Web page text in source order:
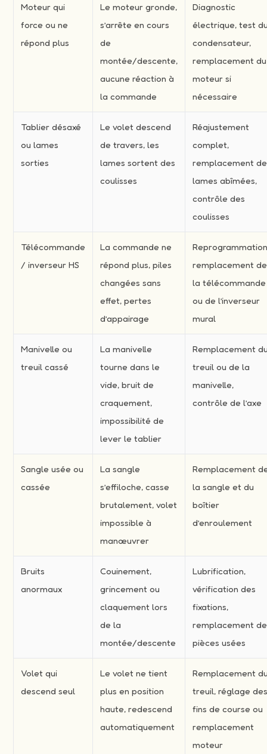
Moteur qui
force ou ne
répond plus
Le moteur gronde,
s’arrête en cours
de
montée/descente,
aucune réaction à
la commande
Diagnostic
électrique, test
condensateur,
remplacement du
moteur si
nécessaire
Tablier désaxé
ou lames
sorties
Le volet descend
de travers, les
lames sortent des
coulisses
Réajustement
complet,
remplacement de
lames abîmées,
contrôle des
coulisses
Télécommande
/ inverseur HS
La commande ne
répond plus, piles
changées sans
effet, pertes
d’appairage
remplacement de
la télécommande
ou de l’inverseur
mural
Manivelle ou
treuil cassé
La manivelle
tourne dans le
vide, bruit de
craquement,
impossibilité de
lever le tablier
Remplacement
treuil ou de la
manivelle,
contrôle de l’axe
Sangle usée ou
cassée
La sangle
s’effiloche, casse
brutalement, volet
impossible à
manœuvrer
Remplacement
la sangle et du
boîtier
d’enroulement
Bruits
anormaux
Couinement,
grincement ou
claquement lors
de la
montée/descente
Lubrification,
vérification des
fixations,
remplacement de
pièces usées
Volet qui
descend seul
Le volet ne tient
plus en position
haute, redescend
automatiquement
Remplacement
treuil, réglage
fins de course ou
remplacement
moteur